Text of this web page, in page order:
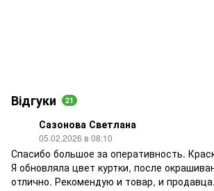
Відгуки 21
Сазонова Светлана
05.02.2026 в 08:10
Спасибо большое за оперативность.
Я обновляла цвет куртки, после
отлично. Рекомендую и товар, и продавца.